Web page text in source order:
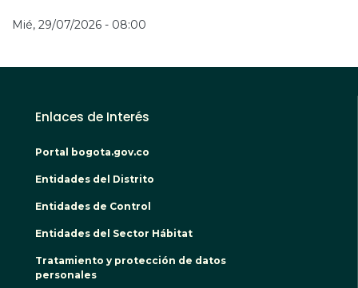
Mié, 29/07/2026 - 08:00
Enlaces de Interés
Portal bogota.gov.co
Entidades del Distrito
Entidades de Control
Entidades del Sector Hábitat
Tratamiento y protección de datos
personales